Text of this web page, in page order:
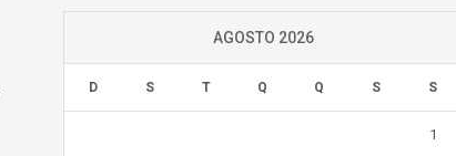
AGOSTO 2026
D S T Q Q S S
1